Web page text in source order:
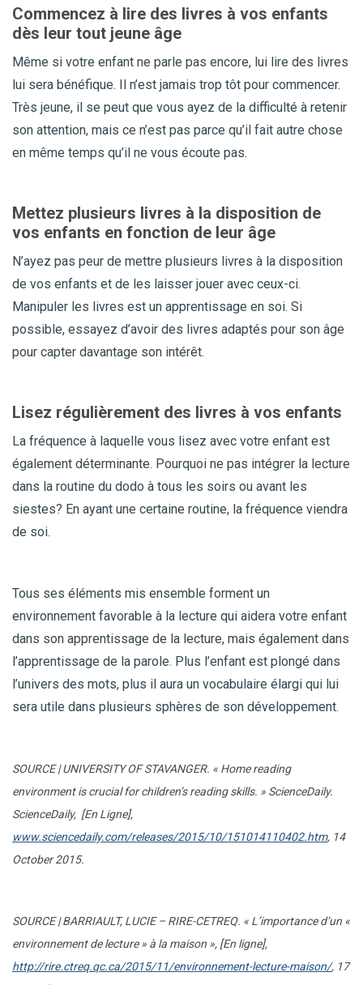
Commencez à lire des livres à vos enfants
dès leur tout jeune âge
Même si votre enfant ne parle pas encore, lui lire des livres
lui sera bénéfique. Il n’est jamais trop tôt pour commencer.
Très jeune, il se peut que vous ayez de la difficulté à retenir
son attention, mais ce n’est pas parce qu’il fait autre chose
en même temps qu’il ne vous écoute pas.
Mettez plusieurs livres à la disposition de
vos enfants en fonction de leur âge
N’ayez pas peur de mettre plusieurs livres à la disposition
de vos enfants et de les laisser jouer avec ceux-ci.
Manipuler les livres est un apprentissage en soi. Si
possible, essayez d’avoir des livres adaptés pour son âge
pour capter davantage son intérêt.
Lisez régulièrement des livres à vos enfants
La fréquence à laquelle vous lisez avec votre enfant est
également déterminante. Pourquoi ne pas intégrer la lecture
dans la routine du dodo à tous les soirs ou avant les
siestes? En ayant une certaine routine, la fréquence viendra
de soi.
Tous ses éléments mis ensemble forment un
environnement favorable à la lecture qui aidera votre enfant
dans son apprentissage de la lecture, mais également dans
l’apprentissage de la parole. Plus l’enfant est plongé dans
l’univers des mots, plus il aura un vocabulaire élargi qui lui
sera utile dans plusieurs sphères de son développement.
SOURCE | UNIVERSITY OF STAVANGER. « Home reading
environment is crucial for children’s reading skills. » ScienceDaily.
ScienceDaily, [En Ligne],
www.sciencedaily.com/releases/2015/10/151014110402.htm, 14
October 2015.
SOURCE | BARRIAULT, LUCIE – RIRE-CETREQ. « L’importance d’un «
environnement de lecture » à la maison », [En ligne],
http://rire.ctreq.qc.ca/2015/11/environnement-lecture-maison/, 17